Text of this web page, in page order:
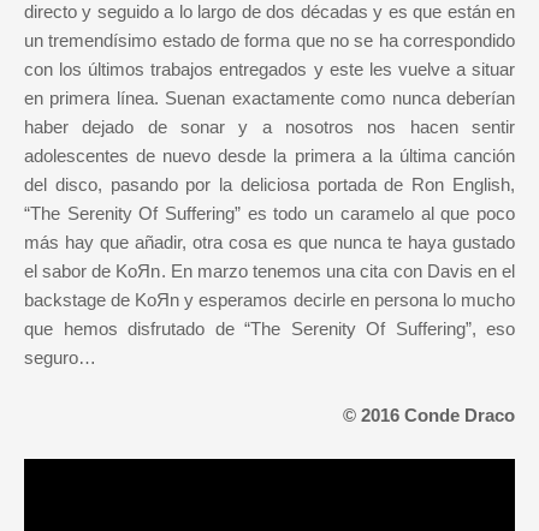
directo y seguido a lo largo de dos décadas y es que están en
un tremendísimo estado de forma que no se ha correspondido
con los últimos trabajos entregados y este les vuelve a situar
en primera línea. Suenan exactamente como nunca deberían
haber dejado de sonar y a nosotros nos hacen sentir
adolescentes de nuevo desde la primera a la última canción
del disco, pasando por la deliciosa portada de Ron English,
“The Serenity Of Suffering” es todo un caramelo al que poco
más hay que añadir, otra cosa es que nunca te haya gustado
el sabor de KoЯn. En marzo tenemos una cita con Davis en el
backstage de KoЯn y esperamos decirle en persona lo mucho
que hemos disfrutado de “The Serenity Of Suffering”, eso
seguro…
© 2016 Conde Draco